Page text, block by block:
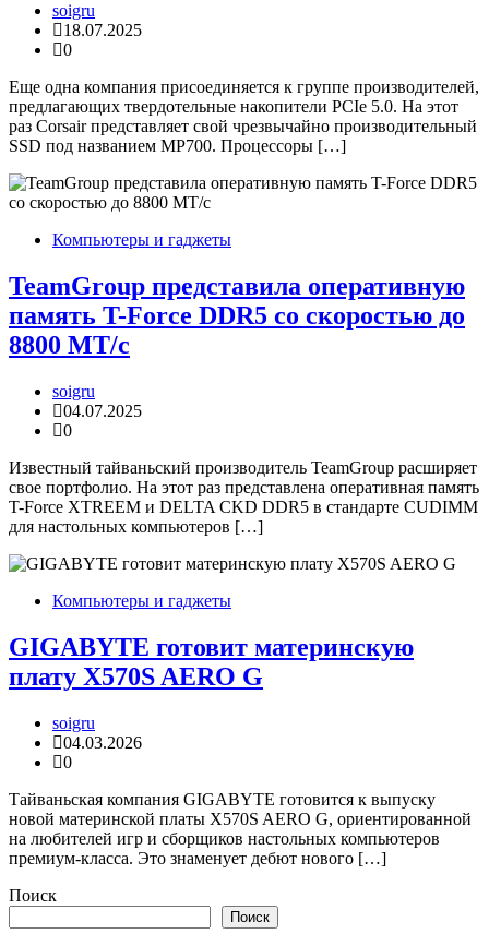
soigru
18.07.2025
0
Еще одна компания присоединяется к группе производителей,
предлагающих твердотельные накопители PCIe 5.0. На этот
раз Corsair представляет свой чрезвычайно производительный
SSD под названием MP700. Процессоры […]
Компьютеры и гаджеты
TeamGroup представила оперативную
память T-Force DDR5 со скоростью до
8800 МТ/с
soigru
04.07.2025
0
Известный тайваньский производитель TeamGroup расширяет
свое портфолио. На этот раз представлена оперативная память
T-Force XTREEM и DELTA CKD DDR5 в стандарте CUDIMM
для настольных компьютеров […]
Компьютеры и гаджеты
GIGABYTE готовит материнскую
плату X570S AERO G
soigru
04.03.2026
0
Тайваньская компания GIGABYTE готовится к выпуску
новой материнской платы X570S AERO G, ориентированной
на любителей игр и сборщиков настольных компьютеров
премиум-класса. Это знаменует дебют нового […]
Поиск
Поиск